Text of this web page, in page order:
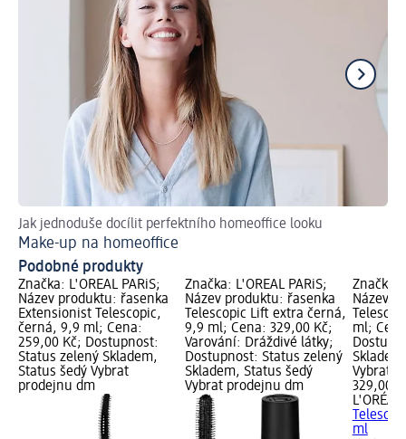
Jak jednoduše docílit perfektního homeoffice looku
Make-up na homeoffice
Podobné produkty
Značka: L'ORÉAL PARiS;
Název produktu: řasenka
Extensionist Telescopic,
černá, 9,9 ml; Cena:
259,00 Kč; Dostupnost:
Status zelený Skladem,
Status šedý Vybrat
prodejnu dm
Značka: L'ORÉAL PARiS;
Název produktu: řasenka
Telescopic Lift extra černá,
9,9 ml; Cena: 329,00 Kč;
Varování: Dráždivé látky;
Dostupnost: Status zelený
Skladem, Status šedý
Vybrat prodejnu dm
Značka:
Název
ml;
Vybrat
329,00
L'ORÉAL
ml